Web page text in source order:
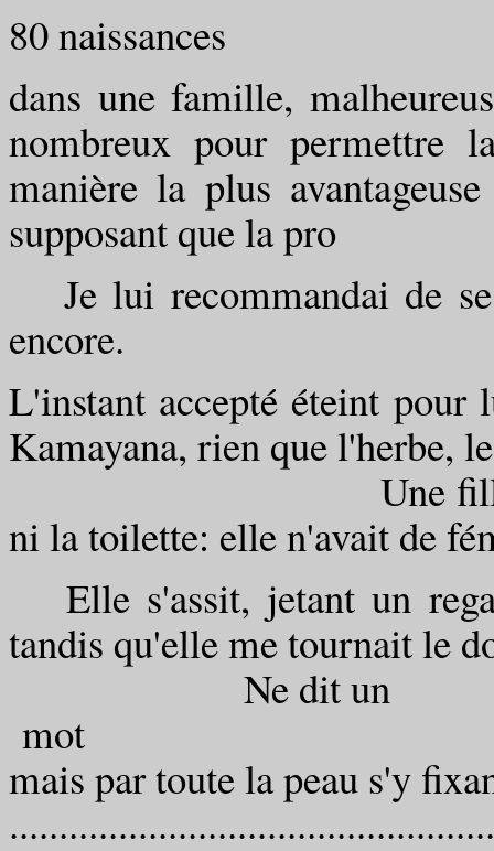
80 naissances
dans une famille,
nombreux pour permettre
manière la plus
supposant que la pro
Je lui recommandai de
encore.
L'instant accepté éteint pour
Kamayana, rien que l'herbe,
Une fille vautrée.
ni la toilette: elle n'avait de
Elle s'assit, jetant un
tandis qu'elle me tournait le
Ne dit un
mot
mais par toute la peau s'y